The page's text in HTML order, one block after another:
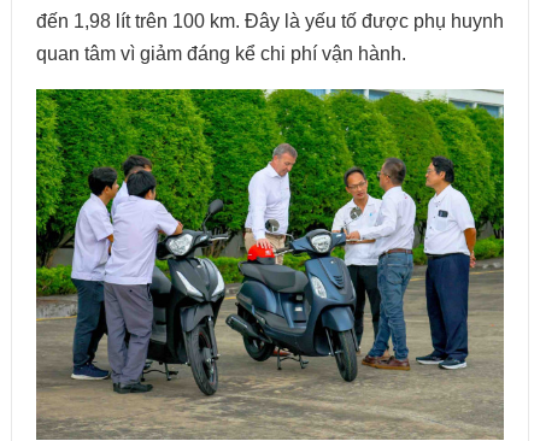
đến 1,98 lít trên 100 km. Đây là yếu tố được phụ huynh
quan tâm vì giảm đáng kể chi phí vận hành.